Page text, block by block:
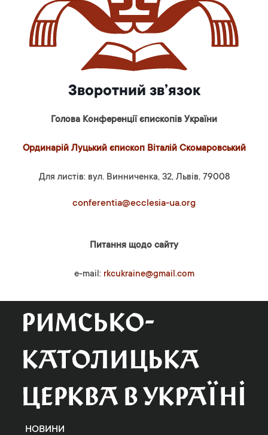
Зворотний зв’язок
Голова Конференції єпископів України
Ординарій Луцький єпископ Віталій Скомаровський
Для листів: вул. Винниченка, 32, Львів, 79008
conferentia@ecclesia-ua.org
Питання щодо сайту
e-mail: rkcukraine@gmail.com
НОВИНИ